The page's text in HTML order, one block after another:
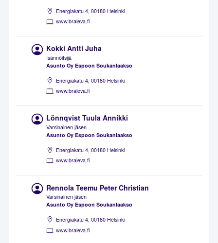
Energiakatu 4, 00180 Helsinki
www.braleva.fi
Kokki Antti Juha
Isännöitsijä
Asunto Oy Espoon Soukanlaakso
Energiakatu 4, 00180 Helsinki
www.braleva.fi
Lönnqvist Tuula Annikki
Varsinainen jäsen
Asunto Oy Espoon Soukanlaakso
Energiakatu 4, 00180 Helsinki
www.braleva.fi
Rennola Teemu Peter Christian
Varsinainen jäsen
Asunto Oy Espoon Soukanlaakso
Energiakatu 4, 00180 Helsinki
www.braleva.fi